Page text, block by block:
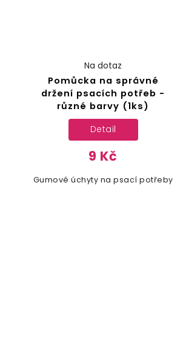
Pomůcka na správné
držení psacích potřeb -
různé barvy (1ks)
Na dotaz
9 Kč
Detail
Gumové úchyty na psací potřeby